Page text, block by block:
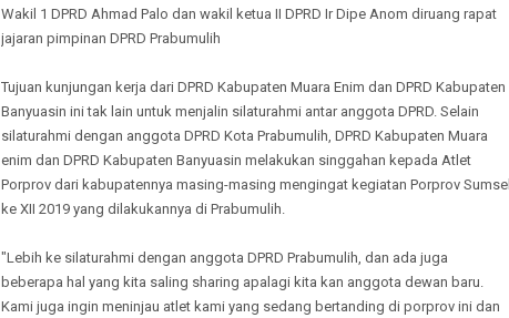
Wakil 1 DPRD Ahmad Palo dan wakil ketua II DPRD Ir Dipe Anom diruang rapat
jajaran pimpinan DPRD Prabumulih
Tujuan kunjungan kerja dari DPRD Kabupaten Muara Enim dan DPRD Kabupaten
Banyuasin ini tak lain untuk menjalin silaturahmi antar anggota DPRD. Selain
silaturahmi dengan anggota DPRD Kota Prabumulih, DPRD Kabupaten Muara
enim dan DPRD Kabupaten Banyuasin melakukan singgahan kepada Atlet
Porprov dari kabupatennya masing-masing mengingat kegiatan Porprov Sumsel
ke XII 2019 yang dilakukannya di Prabumulih.
"Lebih ke silaturahmi dengan anggota DPRD Prabumulih, dan ada juga
beberapa hal yang kita saling sharing apalagi kita kan anggota dewan baru.
Kami juga ingin meninjau atlet kami yang sedang bertanding di porprov ini dan